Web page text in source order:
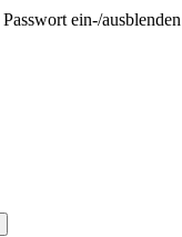
Passwort ein-/ausblenden